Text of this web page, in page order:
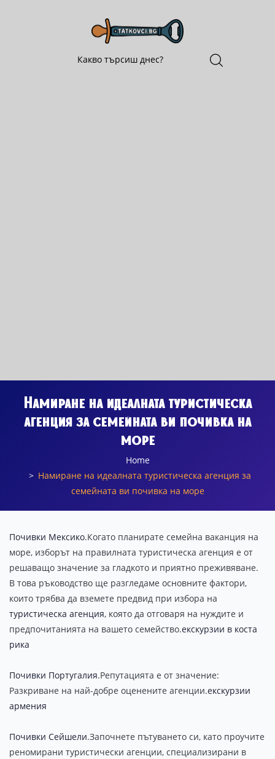
Намиране на идеалната туристическа
агенция за семейната ви почивка на
море
Home
Намиране на идеалната туристическа агенция за
семейната ви почивка на море
Почивки Мексико.Когато планирате семейна ваканция на
море, изборът на правилната туристическа агенция е от
решаващо значение за гладкото и приятно преживяване.
В това ръководство ще разгледаме основните фактори,
които трябва да вземете предвид при избора на
туристическа агенция, която да отговаря на нуждите и
предпочитанията на вашето семейство.екскурзии в коста
рика
Почивки Португалия.Репутацията е от значение:
Разкриване на най-добре оценените агенции.екскурзии
армения
Почивки Сейшели.Започнете пътуването си, като проучите
реномирани туристически агенции, специализирани в